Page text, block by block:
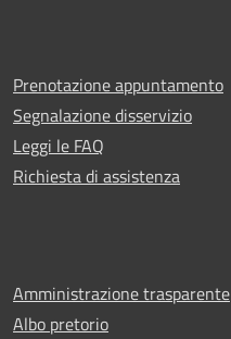
Prenotazione appuntamento
Segnalazione disservizio
Leggi le FAQ
Richiesta di assistenza
Amministrazione trasparente
Albo pretorio